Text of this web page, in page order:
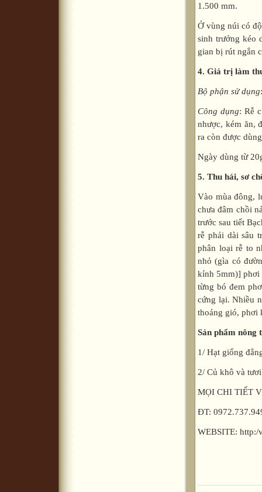
1.500 mm.
Ở vùng núi có
sinh trưởng kéo
gian bị rút ngắn
4. Giá trị làm
Bộ phận sử dụng
Công dụng: Rễ
nhược, kém ăn,
ra còn được
Ngày dùng từ
5. Thu hái, sơ
Vào mùa đông,
chưa đâm chồi
trước sau tiết
rễ phải dài sâu
phân loại rễ to
nhỏ (gìa có
kính 5mm)] phơi
từng bó đem
cứng lại. Nhiều
thoáng gió, phơi
Sản phẩm nông
1/ Hạt giống
2/ Củ khô và
MỌI CHI TIẾT
ĐT:
WEBSITE: